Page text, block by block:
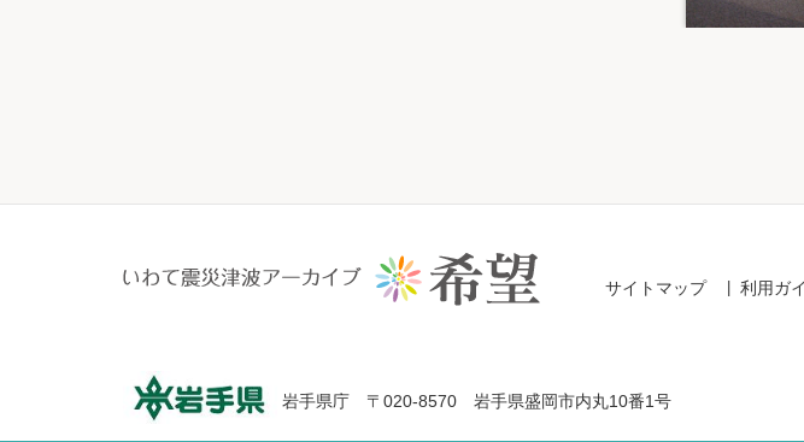
サイトマップ 利用ガ
岩手県庁 〒020-8570 岩手県盛岡市内丸10番1号